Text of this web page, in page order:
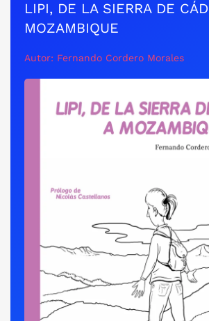
LIPI, DE LA SIERRA DE
MOZAMBIQUE
Autor: Fernando Cordero Morales